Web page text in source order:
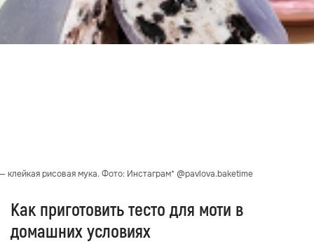
клейкая рисовая мука. Фото: Инстаграм* @pavlova.baketime
Как приготовить тесто для моти в
домашних условиях